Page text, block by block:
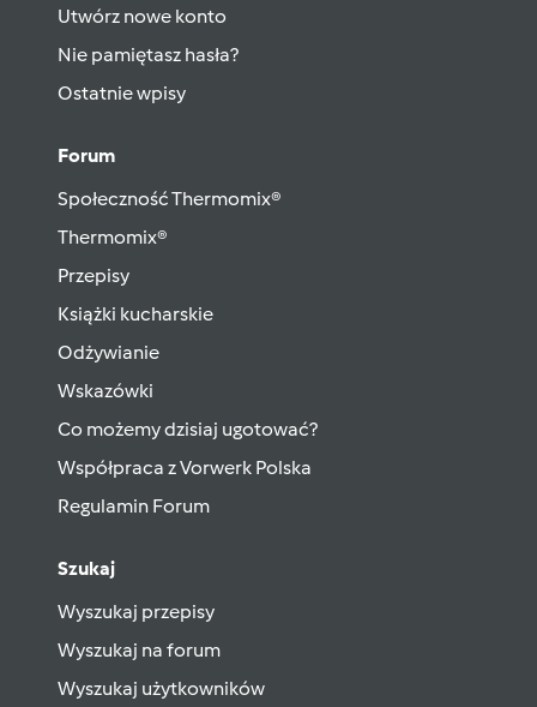
Utwórz nowe konto
Nie pamiętasz hasła?
Ostatnie wpisy
Forum
Społeczność Thermomix®
Thermomix®
Przepisy
Książki kucharskie
Odżywianie
Wskazówki
Co możemy dzisiaj ugotować?
Współpraca z Vorwerk Polska
Regulamin Forum
Szukaj
Wyszukaj przepisy
Wyszukaj na forum
Wyszukaj użytkowników